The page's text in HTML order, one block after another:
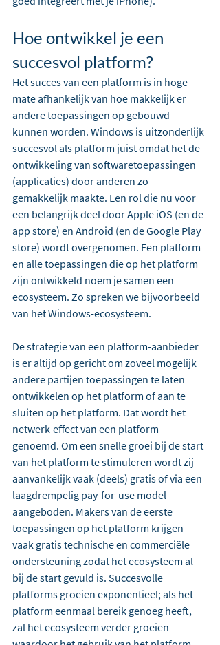
Hoe ontwikkel je een
succesvol platform?
Het succes van een platform is in hoge
mate afhankelijk van hoe makkelijk er
andere toepassingen op gebouwd
kunnen worden. Windows is uitzonderlijk
succesvol als platform juist omdat het de
ontwikkeling van softwaretoepassingen
(applicaties) door anderen zo
gemakkelijk maakte. Een rol die nu voor
een belangrijk deel door Apple iOS (en de
app store) en Android (en de Google Play
store) wordt overgenomen. Een platform
en alle toepassingen die op het platform
zijn ontwikkeld noem je samen een
ecosysteem. Zo spreken we bijvoorbeeld
van het Windows-ecosysteem.
De strategie van een platform-aanbieder
is er altijd op gericht om zoveel mogelijk
andere partijen toepassingen te laten
ontwikkelen op het platform of aan te
sluiten op het platform. Dat wordt het
netwerk-effect van een platform
genoemd. Om een snelle groei bij de start
van het platform te stimuleren wordt zij
aanvankelijk vaak (deels) gratis of via een
laagdrempelig pay-for-use model
aangeboden. Makers van de eerste
toepassingen op het platform krijgen
vaak gratis technische en commerciële
ondersteuning zodat het ecosysteem al
bij de start gevuld is. Succesvolle
platforms groeien exponentieel; als het
platform eenmaal bereik genoeg heeft,
zal het ecosysteem verder groeien